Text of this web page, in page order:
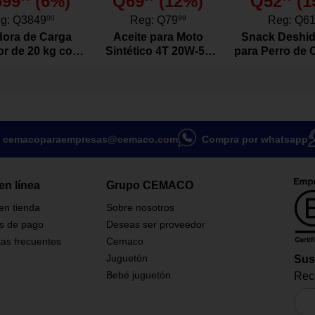
complementar prácticas de
materiales de alta calidad
por uso constante.
que se adapta
la fuerza la flexibilidad y
rutinas funcionales.
y ligero que facilita su
a casa como al gimnasio.
Q384900
de Carga
de 20 kg con
Reg: Q7999
Aceite para Moto
Sintético 4T 20W-50
Reg: Q61
Snack
para Perro de
cemacoparaempresas@cemaco.com Compra por whatsapp
línea
tienda
de pago
frecuentes
Grupo CEMACO
Sobre nosotros
Deseas ser proveedor
Cemaco
Juguetón
Bebé juguetón